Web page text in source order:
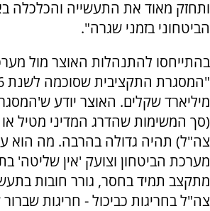
ותחזק מאוד את התעשייה והכלכלה
הביטחוני בזמני שגרה".
בהתייחסו להתנהלות האוצר מול
מיליארד שקלים. האוצר יודע
(סך המשימות שהדרג המדיני מטיל
צה"ל) תהיה גדולה בהרבה. מה הוא
מערכת הביטחון וצועק 'אין שליטה'
מתקצב תמיד בחסר, גורר חובות
צה"ל בחריגות כביכול - חריגות